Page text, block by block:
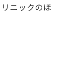
ニックのほ